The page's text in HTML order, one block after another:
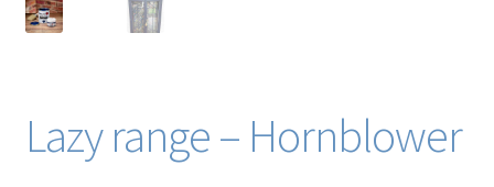
Lazy range – Hornblower